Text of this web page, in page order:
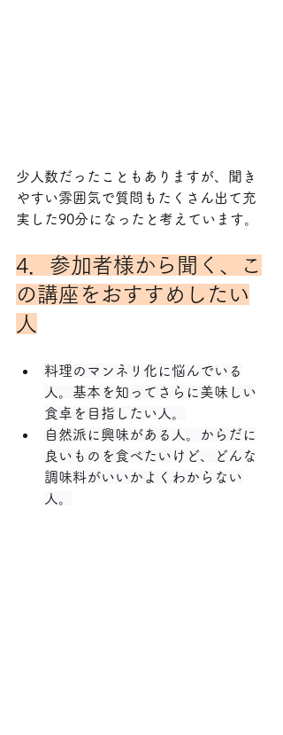
少人数だったこともありますが、聞き
やすい雰囲気で質問もたくさん出て充
実した90分になったと考えています。
4．参加者様から聞く、こ
の講座をおすすめしたい
人
料理のマンネリ化に悩んでいる
人。基本を知ってさらに美味しい
食卓を目指したい人。
自然派に興味がある人。からだに
良いものを食べたいけど、どんな
調味料がいいかよくわからない
人。